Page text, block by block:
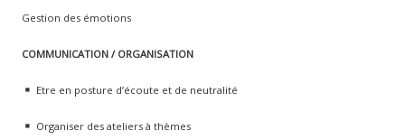
Gestion des émotions
COMMUNICATION / ORGANISATION
Etre en posture d’écoute et de neutralité
Organiser des ateliers à thèmes